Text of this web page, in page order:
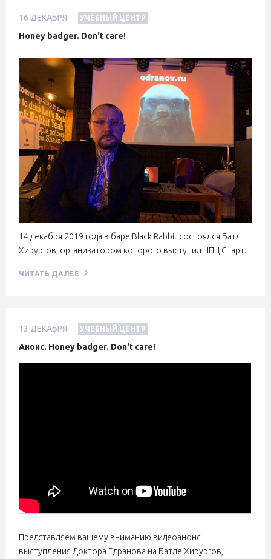
16 ДЕКАБРЯ УЧЕБНЫЙ ЦЕНТР
Honey badger. Don't care!
14 декабря 2019 года в баре Black Rabbit состоялся Батл
Хирургов, организатором которого выступил НПЦ Старт.
ЧИТАТЬ ДАЛЕЕ
13 ДЕКАБРЯ УЧЕБНЫЙ ЦЕНТР
Анонс. Honey badger. Don't care!
Представляем вашему вниманию видеоанонс
выступления Доктора Едранова на Батле Хирургов,